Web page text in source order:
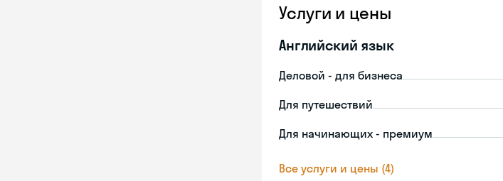
Услуги и цены
Английский язык
Деловой - для бизнеса
Для путешествий
Для начинающих - премиум
Все услуги и цены (4)